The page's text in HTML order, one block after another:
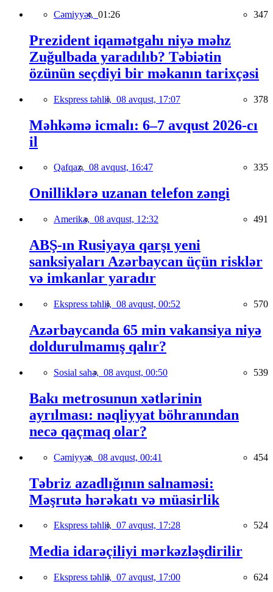
Cəmiyyət, 01:26 347
Prezident iqamətgahı niyə məhz
Zuğulbada yaradılıb? Təbiətin
özünün seçdiyi bir məkanın tarixçəsi
Ekspress təhlil, 08 avqust, 17:07 378
Məhkəmə icmalı: 6–7 avqust 2026-cı
il
Qafqaz, 08 avqust, 16:47 335
Onilliklərə uzanan telefon zəngi
Amerika, 08 avqust, 12:32 491
ABŞ-ın Rusiyaya qarşı yeni
sanksiyaları Azərbaycan üçün risklər
və imkanlar yaradır
Ekspress təhlil, 08 avqust, 00:52 570
Azərbaycanda 65 min vakansiya niyə
doldurulmamış qalır?
Sosial sahə, 08 avqust, 00:50 539
Bakı metrosunun xətlərinin
ayrılması: nəqliyyat böhranından
necə qaçmaq olar?
Cəmiyyət, 08 avqust, 00:41 454
Təbriz azadlığının salnaməsi:
Məşrutə hərəkatı və müasirlik
Ekspress təhlil, 07 avqust, 17:28 524
Media idarəçiliyi mərkəzləşdirilir
Ekspress təhlil, 07 avqust, 17:00 624